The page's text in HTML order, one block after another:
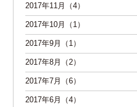
2017年11月（4）
2017年10月（1）
2017年9月（1）
2017年8月（2）
2017年7月（6）
2017年6月（4）